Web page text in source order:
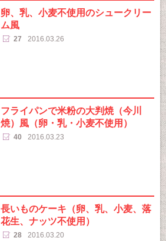
卵、乳、小麦不使用のシュークリー
ム風
27 2016.03.26
フライパンで米粉の大判焼（今川
焼）風（卵・乳・小麦不使用）
40 2016.03.23
長いものケーキ（卵、乳、小麦、落
花生、ナッツ不使用）
28 2016.03.20